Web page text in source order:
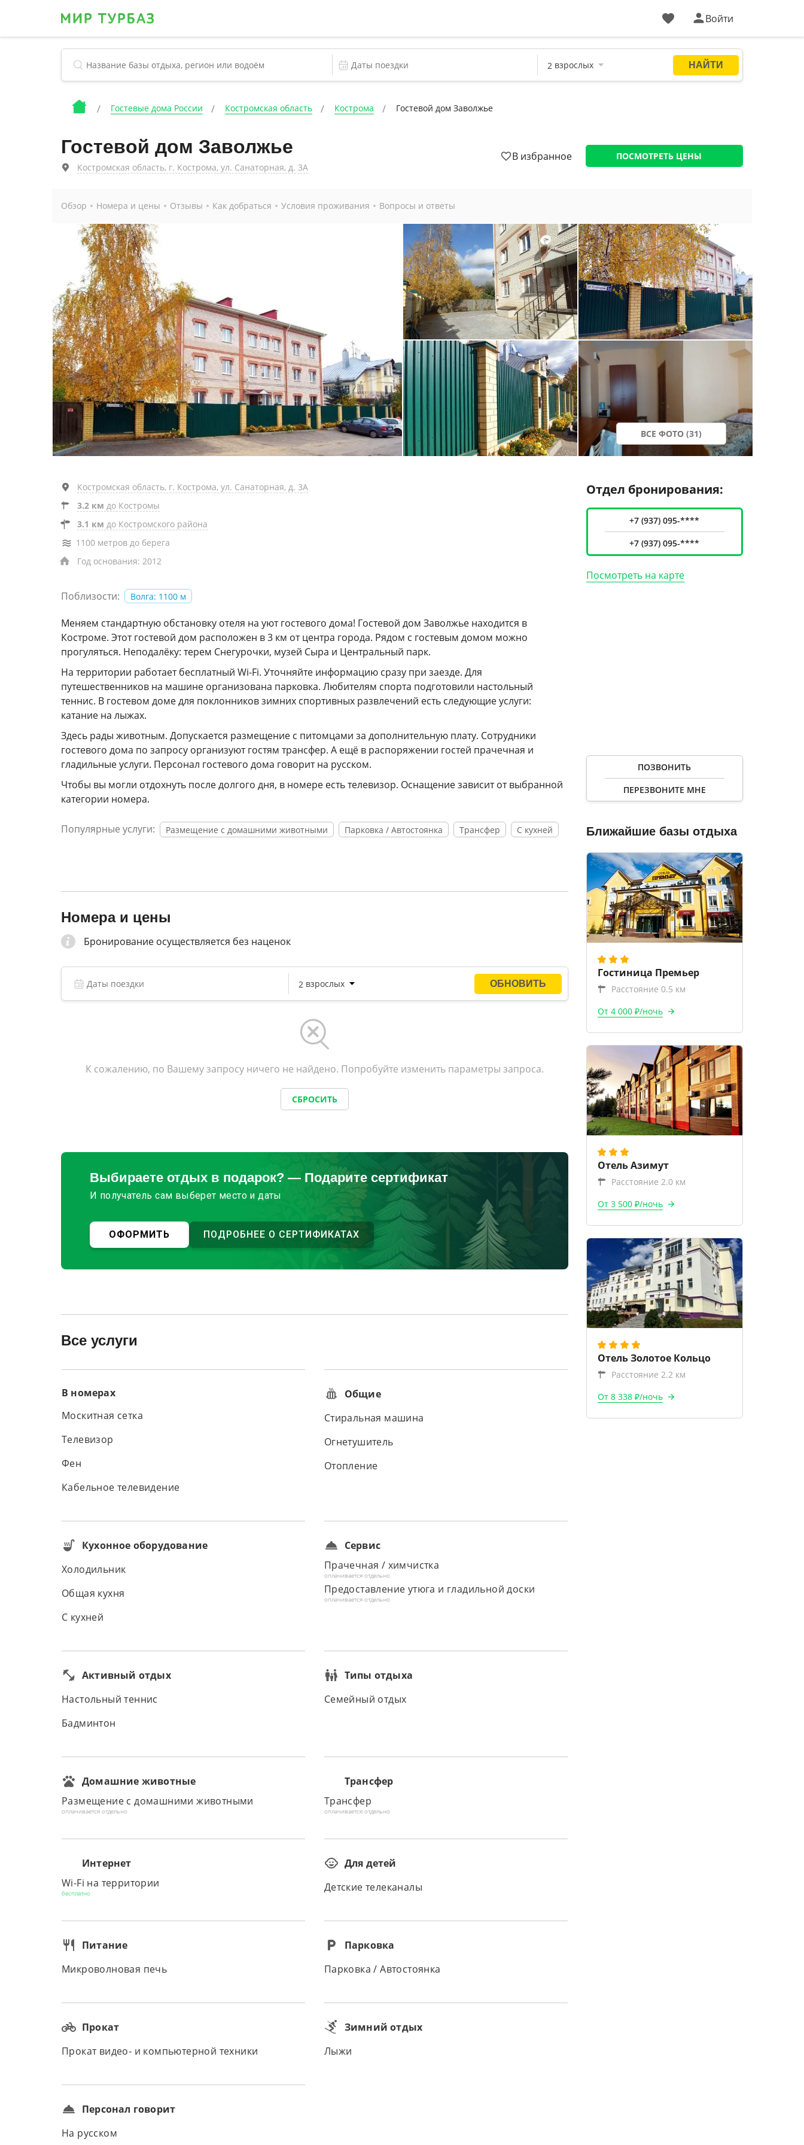
Войти
Гостевые дома России Костромская область Кострома Гостевой дом Заволжье
Гостевой дом Заволжье
Костромская область, г. Кострома, ул. Санаторная, д. 3А
В избранное ПОСМОТРЕТЬ ЦЕНЫ
Обзор Номера и цены Отзывы Как добраться Условия проживания Вопросы и ответы
ВСЕ ФОТО (31)
Костромская область, г. Кострома, ул. Санаторная, д. 3А
3.2 км до Костромы
3.1 км до Костромского района
1100 метров до берега
Год основания: 2012
Поблизости: Волга: 1100 м
Меняем стандартную обстановку отеля на уют гостевого дома! Гостевой дом Заволжье находится в
Костроме. Этот гостевой дом расположен в 3 км от центра города. Рядом с гостевым домом можно
прогуляться. Неподалёку: терем Снегурочки, музей Сыра и Центральный парк.
На территории работает бесплатный Wi-Fi. Уточняйте информацию сразу при заезде. Для
путешественников на машине организована парковка. Любителям спорта подготовили настольный
теннис. В гостевом доме для поклонников зимних спортивных развлечений есть следующие услуги:
катание на лыжах.
Здесь рады животным. Допускается размещение с питомцами за дополнительную плату. Сотрудники
гостевого дома по запросу организуют гостям трансфер. А ещё в распоряжении гостей прачечная и
гладильные услуги. Персонал гостевого дома говорит на русском.
Чтобы вы могли отдохнуть после долгого дня, в номере есть телевизор. Оснащение зависит от выбранной
категории номера.
Популярные услуги: Размещение с домашними животными Парковка / Автостоянка Трансфер С кухней
Номера и цены
Бронирование осуществляется без наценок
К сожалению, по Вашему запросу ничего не найдено. Попробуйте изменить параметры запроса.
СБРОСИТЬ
Выбираете отдых в подарок? — Подарите сертификат
И получатель сам выберет место и даты
ОФОРМИТЬ ПОДРОБНЕЕ О СЕРТИФИКАТАХ
Все услуги
В номерах
Москитная сетка
Телевизор
Фен
Кабельное телевидение
Общие
Стиральная машина
Огнетушитель
Отопление
Кухонное оборудование
Холодильник
Общая кухня
С кухней
Сервис
Прачечная / химчистка
оплачивается отдельно
Предоставление утюга и гладильной доски
оплачивается отдельно
Активный отдых
Настольный теннис
Бадминтон
Типы отдыха
Семейный отдых
Домашние животные
Размещение с домашними животными
оплачивается отдельно
Трансфер
Трансфер
оплачивается отдельно
Интернет
Wi-Fi на территории
бесплатно
Для детей
Детские телеканалы
Питание
Микроволновая печь
Парковка
Парковка / Автостоянка
Прокат
Прокат видео- и компьютерной техники
Зимний отдых
Лыжи
Персонал говорит
На русском
Отдел бронирования:
+7 (937) 095-****
+7 (937) 095-****
Посмотреть на карте
ПОЗВОНИТЬ
ПЕРЕЗВОНИТЕ МНЕ
Ближайшие базы отдыха
Гостиница Премьер
Расстояние 0.5 км
От 4 000 ₽/ночь
Отель Азимут
Расстояние 2.0 км
От 3 500 ₽/ночь
Отель Золотое Кольцо
Расстояние 2.2 км
От 8 338 ₽/ночь